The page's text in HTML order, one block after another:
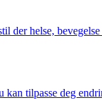
der helse,
tilpasse deg